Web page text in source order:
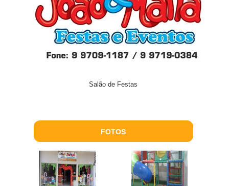
Salão de Festas
FOTOS